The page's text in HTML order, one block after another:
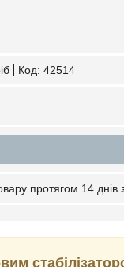
Код: 42514
протягом 14 днів